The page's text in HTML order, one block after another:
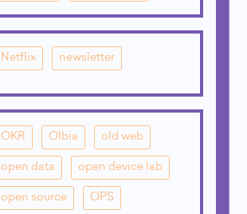
Netflix newsletter
OKR Olbia old web
open data open device lab
open source OPS